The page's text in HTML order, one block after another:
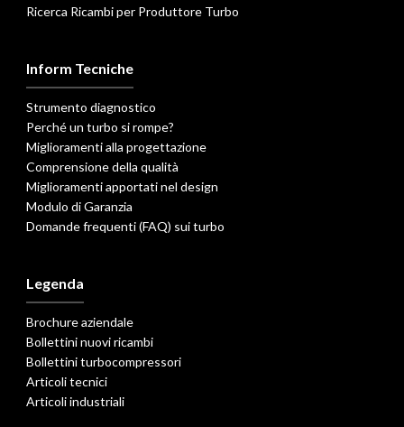
Ricerca Ricambi per Produttore Turbo
Inform Tecniche
Strumento diagnostico
Perché un turbo si rompe?
Miglioramenti alla progettazione
Comprensione della qualità
Miglioramenti apportati nel design
Modulo di Garanzia
Domande frequenti (FAQ) sui turbo
Legenda
Brochure aziendale
Bollettini nuovi ricambi
Bollettini turbocompressori
Articoli tecnici
Articoli industriali